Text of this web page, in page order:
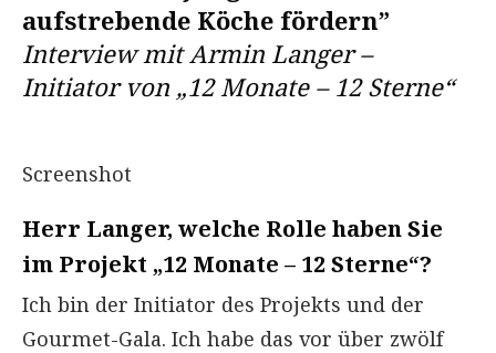
aufstrebende Köche fördern”
Interview mit Armin Langer –
Initiator von „12 Monate – 12 Sterne“
Screenshot
Herr Langer, welche Rolle haben Sie
im Projekt „12 Monate – 12 Sterne“?
Ich bin der Initiator des Projekts und der
Gourmet-Gala. Ich habe das vor über zwölf